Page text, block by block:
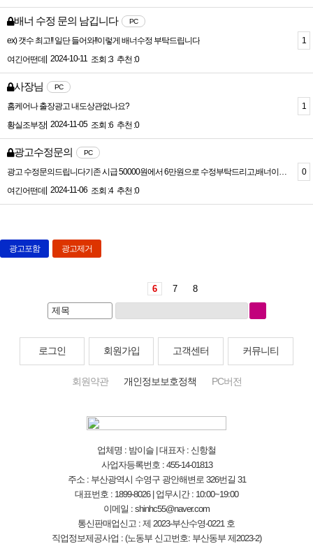
배너 수정 문의 남깁니다 PC
ex) 갯수 최고!! 일단 들어와!!이렇게 배너수정 부탁드립니다
여긴어떤데
2024-10-11 조회 :3 추천 :0
1
사장님 PC
홈케어나 출장광고 내도상관없나요?
황실조부장| 2024-11-05 조회 :6 추천 :0
1
광고수정문의 PC
광고 수정문의드립니다기존 시급 50000원에서 6만원으로 수정부탁드리고,배너이미지 택스트를"서울1등 갯수도1등" 으로 수정부탁드립니다!그리고, 광고 내용을 수정하고 싶은데 수정하려고 하니,점프설정한 할수있다고 하는데, 내용수정이 불가한건가요?
여긴어떤데
2024-11-06 조회 :4 추천 :0
0
광고포함 광고제거
6 7 8
로그인 회원가입 고객센터 커뮤니티
회원약관 개인정보보호정책 PC버전
업체명 : 밤이슬 | 대표자 : 신항철
사업자등록번호 : 455-14-01813
주소 : 부산광역시 수영구 광안해변로 326번길 31
대표번호 : 1899-8026 | 업무시간 : 10:00~19:00
이메일 : shinhc55@naver.com
통신판매업신고 : 제 2023-부산수영-0221 호
직업정보제공사업 : (노동부 신고번호: 부산동부 제2023-2)